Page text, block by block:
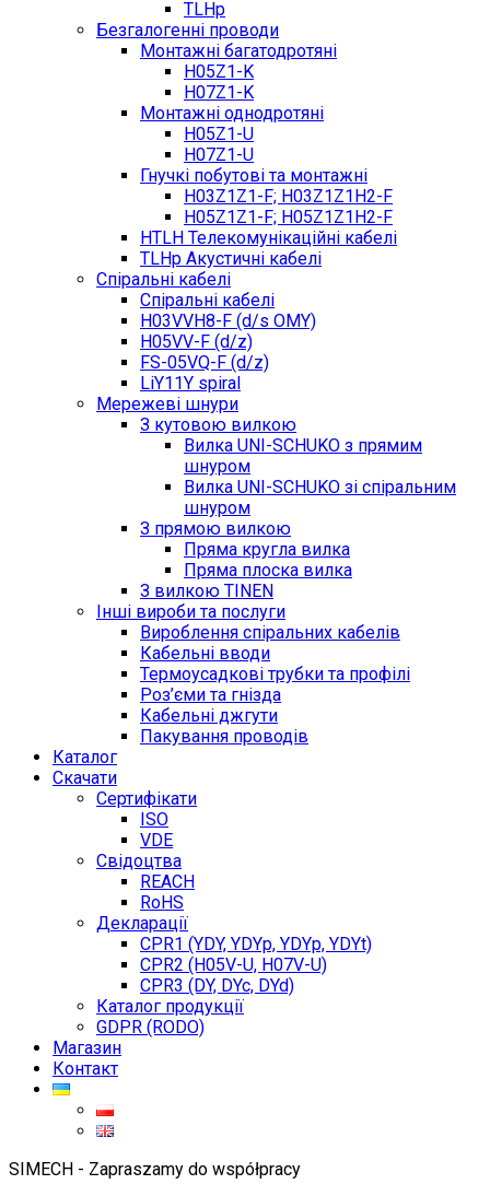
TLHp
Безгалогенні проводи
Монтажні багатодротяні
H05Z1-K
H07Z1-K
Монтажні однодротяні
H05Z1-U
H07Z1-U
Гнучкі побутові та монтажні
H03Z1Z1-F; H03Z1Z1H2-F
H05Z1Z1-F; H05Z1Z1H2-F
HTLH Телекомунікаційні кабелі
TLHp Акустичні кабелі
Спіральні кабелі
Спіральні кабелі
H03VVH8-F (d/s OMY)
H05VV-F (d/z)
FS-05VQ-F (d/z)
LiY11Y spiral
Мережеві шнури
З кутовою вилкою
Вилка UNI-SCHUKO з прямим
шнуром
Вилка UNI-SCHUKO зі спіральним
шнуром
З прямою вилкою
Пряма кругла вилка
Пряма плоска вилка
З вилкою TINEN
Інші вироби та послуги
Вироблення спіральних кабелів
Кабельні вводи
Термоусадкові трубки та профілі
Роз’єми та гнізда
Кабельні джгути
Пакування проводів
Каталог
Скачати
Сертифікати
ISO
VDE
Свідоцтва
REACH
RoHS
Декларації
CPR1 (YDY, YDYp, YDYp, YDYt)
CPR2 (H05V-U, H07V-U)
CPR3 (DY, DYc, DYd)
Каталог продукції
GDPR (RODO)
Магазин
Контакт
SIMECH - Zapraszamy do współpracy